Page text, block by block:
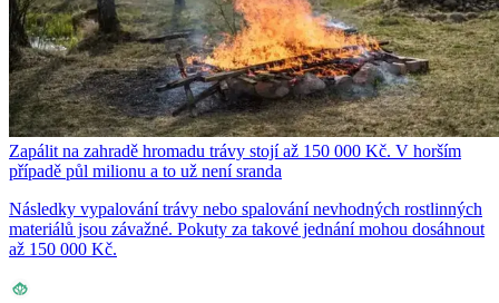
Zapálit na zahradě hromadu trávy stojí až 150 000 Kč. V horším
případě půl milionu a to už není sranda
Následky vypalování trávy nebo spalování nevhodných rostlinných
materiálů jsou závažné. Pokuty za takové jednání mohou dosáhnout
až 150 000 Kč.